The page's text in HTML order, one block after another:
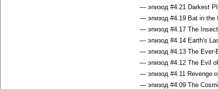
— эпизод #4.21 Darkest
— эпизод #4.19 Bat in the
— эпизод #4.17 The
— эпизод #4.14 Earth's
— эпизод #4.13 The Ever-
— эпизод #4.12 The Evil
— эпизод #4.11 Revenge
— эпизод #4.09 The